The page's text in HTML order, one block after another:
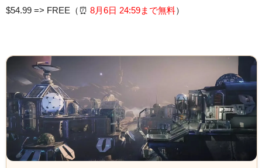
$54.99 => FREE（⏰️ 8月6日 24:59まで無料）